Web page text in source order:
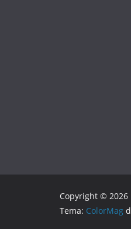
Copyright © 2026
Tema: ColorMag